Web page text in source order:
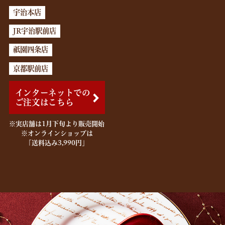
宇治本店
JR宇治駅前店
祇園四条店
京都駅前店
インターネットでの
ご注文はこちら
※実店舗は1月下旬より販売開始
※オンラインショップは
「送料込み3,990円」